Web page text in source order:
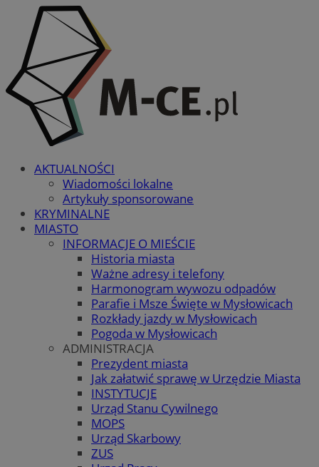
AKTUALNOŚCI
Wiadomości lokalne
Artykuły sponsorowane
KRYMINALNE
MIASTO
INFORMACJE O MIEŚCIE
Historia miasta
Ważne adresy i telefony
Harmonogram wywozu odpadów
Parafie i Msze Święte w Mysłowicach
Rozkłady jazdy w Mysłowicach
Pogoda w Mysłowicach
ADMINISTRACJA
Prezydent miasta
Jak załatwić sprawę w Urzędzie Miasta
INSTYTUCJE
Urząd Stanu Cywilnego
MOPS
Urząd Skarbowy
ZUS